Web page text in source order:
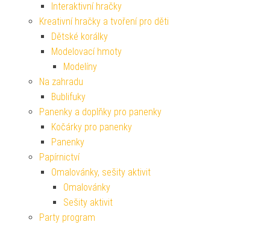
Interaktivní hračky
Kreativní hračky a tvoření pro děti
Dětské korálky
Modelovací hmoty
Modelíny
Na zahradu
Bublifuky
Panenky a doplňky pro panenky
Kočárky pro panenky
Panenky
Papírnictví
Omalovánky, sešity aktivit
Omalovánky
Sešity aktivit
Party program